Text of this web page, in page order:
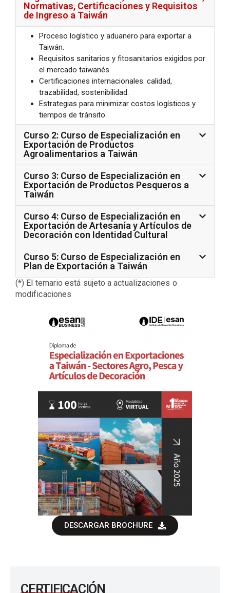
Normativas, Certificaciones y Requisitos
de Ingreso a Taiwán
Proceso logístico y aduanero para exportar a
Taiwán.
Requisitos sanitarios y fitosanitarios exigidos por
el mercado taiwanés.
Certificaciones internacionales: calidad,
trazabilidad, sostenibilidad.
Estrategias para minimizar costos logísticos y
tiempos de tránsito.
Curso 2: Curso de Especialización en
Exportación de Productos
Agroalimentarios a Taiwán
Curso 3: Curso de Especialización en
Exportación de Productos Pesqueros a
Taiwán
Curso 4: Curso de Especialización en
Exportación de Artesanía y Artículos de
Decoración con Identidad Cultural
Curso 5: Curso de Especialización en
Plan de Exportación a Taiwán
(*) El temario está sujeto a actualizaciones o
modificaciones
DESCARGAR BROCHURE
CERTIFICACIÓN